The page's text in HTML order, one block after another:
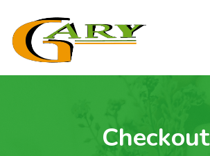
Checkout